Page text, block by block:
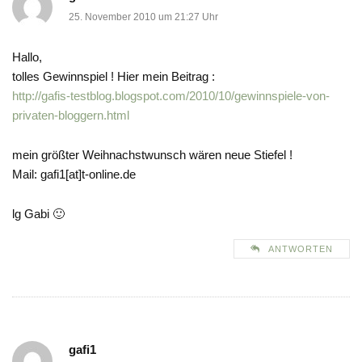
25. November 2010 um 21:27 Uhr
Hallo,
tolles Gewinnspiel ! Hier mein Beitrag :
http://gafis-testblog.blogspot.com/2010/10/gewinnspiele-von-
privaten-bloggern.html
mein größter Weihnachstwunsch wären neue Stiefel !
Mail: gafi1[at]t-online.de
lg Gabi 🙂
ANTWORTEN
gafi1